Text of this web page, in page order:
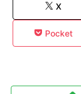
X
Pocket